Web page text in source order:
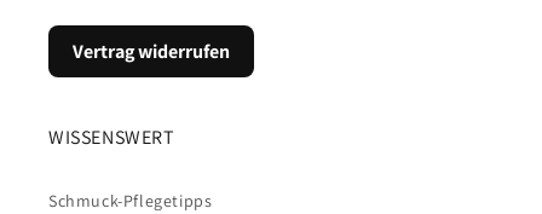
Vertrag widerrufen
WISSENSWERT
Schmuck-Pflegetipps